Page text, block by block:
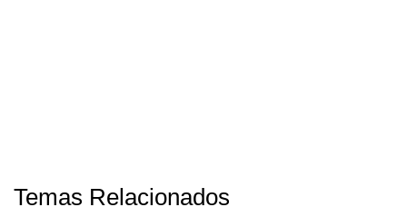
Temas Relacionados